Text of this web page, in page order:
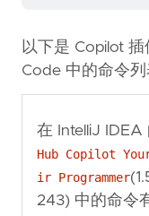
以下是 Copilot
Code 中的命令列
在 IntelliJ IDEA
Hub Copilot
ir Programmer
243) 中的命令